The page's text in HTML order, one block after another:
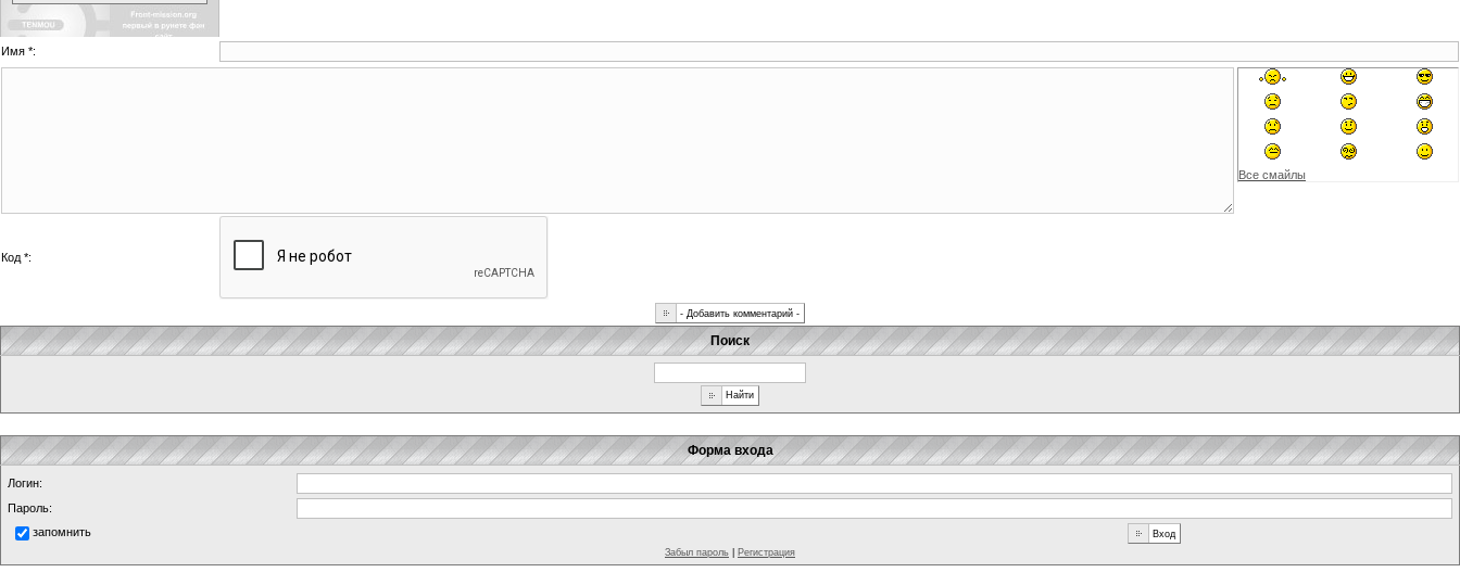
Имя *:
Все смайлы
Код *:
Поиск
Форма входа
Логин:
Пароль:
запомнить
Забыл пароль Регистрация